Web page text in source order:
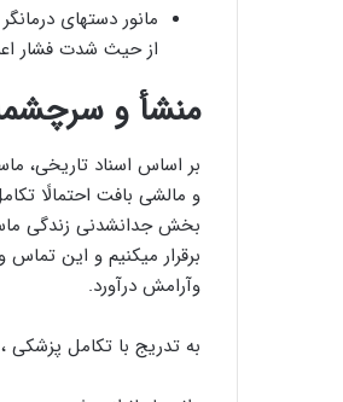
مانور دستهای
از حیث شدت فشار
منشأ و
بر اساس اسناد تاریخی،
و مالشی بافت احتمالًا
بخش جدانشدنی زندگی
برقرار میکنیم و این
وآرامش درآورد.
به تدریج با تکامل پزشکی